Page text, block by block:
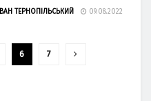
ІВАН ТЕРНОПІЛЬСЬКИЙ 09.08.2022
6 7